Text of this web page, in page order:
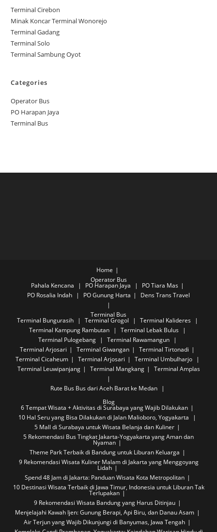
Terminal Cirebon
Minak Koncar Terminal Wonorejo
Terminal Gadang
Terminal Solo
Terminal Sambung Oyot
Categories
Operator Bus
PO Harapan Jaya
Terminal Bus
Home
Operator Bus
Pahala Kencana PO Harapan Jaya
PO Tiara Mas
PO Rosalia Indah
PO Gunung Harta Dens Trans Travel
Terminal Bus
Terminal Bungurasih Terminal Grogol
Terminal Kalideres
Terminal Kampung Rambutan
Terminal Lebak Bulus
Terminal Pulogebang
Terminal Rawamangun
Terminal Arjosari
Terminal Giwangan
Terminal Tirtonadi
Terminal Cicaheum
Terminal Arjosari
Terminal Umbulharjo
Terminal Leuwipanjang
Terminal Mangkang Terminal Amplas
Rute Bus Bus dari Aceh Barat ke Medan
Blog
6 Tempat Wisata + Aktivitas di Surabaya yang Wajib Dilakukan
10 Hal Seru yang Bisa Dilakukan di Jalan Malioboro, Yogyakarta
5 Mall di Surabaya untuk Wisata Belanja dan Kuliner
5 Rekomendasi Bus Tingkat Jakarta-Yogyakarta yang Aman dan
Nyaman
Theme Park Terbaik di Bandung untuk Liburan Keluarga
9 Rekomendasi Wisata Kuliner Malam di Jakarta yang Menggoyang
Lidah
Spend 48 Jam di Jakarta: Panduan Wisata Kota Metropolitan
10 Destinasi Wisata Terbaik di Jawa Timur, Indonesia untuk Liburan Tak
Terlupakan
9 Rekomendasi Wisata Bandung yang Harus Ditinjau
Menjelajahi Kawah Ijen: Gunung Berapi, Api Biru, dan Danau Asam
Air Terjun yang Wajib Dikunjungi di Banyumas, Jawa Tengah